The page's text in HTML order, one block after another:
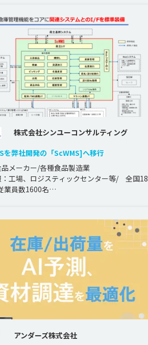
株式会社シンユーコンサルティング
を弊社開発の「ScWMS]へ移行
メーカー/各種食品製造業
工場、ロジスティックセンター等/　全国18
業員数1600名
アンダーズ株式会社